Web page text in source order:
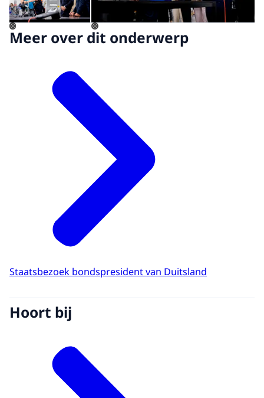
©
©
Meer over dit onderwerp
Staatsbezoek bondspresident van Duitsland
Hoort bij